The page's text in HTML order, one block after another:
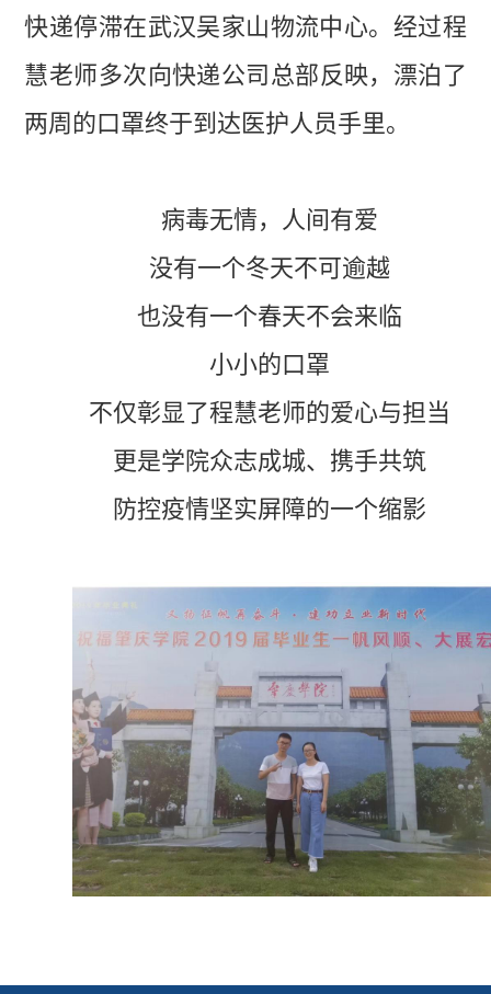
快递停滞在武汉吴家山物流中心。经过程
慧老师多次向快递公司 总部反映，漂泊了
两周的口罩终于到达医护人员手里。
病毒无情，人间有爱
没有一个冬天不可逾越
也没有一个春天不会来临
小小的口罩
不仅彰显了程慧老师的爱心与担当
更是学院众志成城、携手共筑
防控疫情坚实屏障的一个缩影